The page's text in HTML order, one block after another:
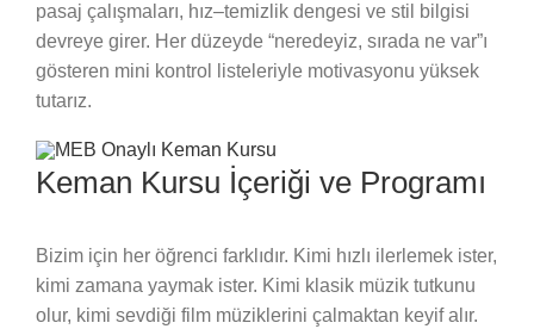
pasaj çalışmaları, hız–temizlik dengesi ve stil bilgisi
devreye girer. Her düzeyde “neredeyiz, sırada ne var”ı
gösteren mini kontrol listeleriyle motivasyonu yüksek
tutarız.
Keman Kursu İçeriği ve Programı
Bizim için her öğrenci farklıdır. Kimi hızlı ilerlemek ister,
kimi zamana yaymak ister. Kimi klasik müzik tutkunu
olur, kimi sevdiği film müziklerini çalmaktan keyif alır.